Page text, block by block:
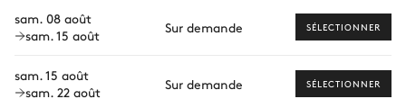
6 places
Salle de bain - Chambre parentale
Chef à domicile
Bien-être à domicile
sam. 08 août
sam. 15 août
Sur demande SÉLECTIONNER
sam. 15 août
sam. 22 août
Sur demande SÉLECTIONNER